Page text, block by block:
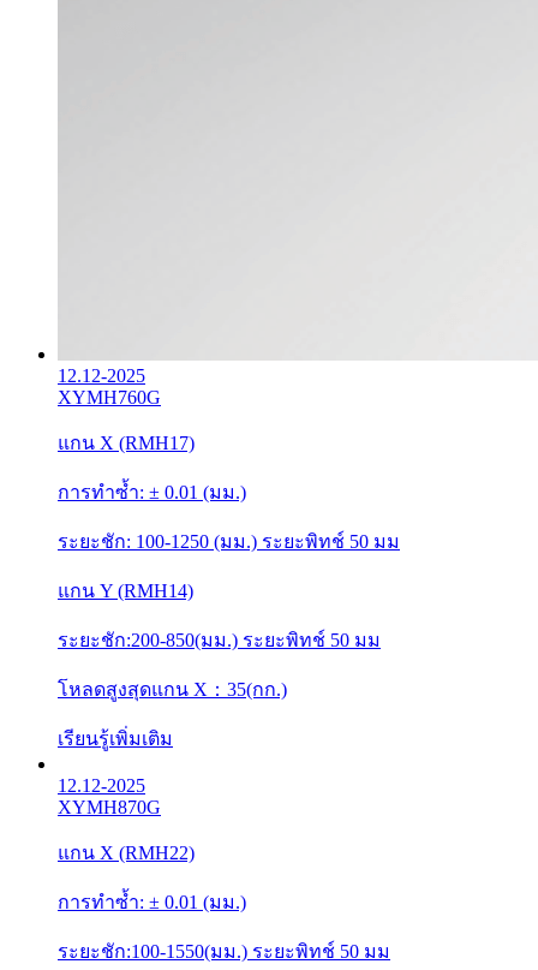
12.12-2025
XYMH760G
แกน X (RMH17)
การทำซ้ำ: ± 0.01 (มม.)
ระยะชัก: 100-1250 (มม.) ระยะพิทช์ 50 มม
แกน Y (RMH14)
ระยะชัก:200-850(มม.) ระยะพิทช์ 50 มม
โหลดสูงสุดแกน X：35(กก.)
เรียนรู้เพิ่มเติม